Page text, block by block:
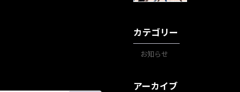
カテゴリー
お知らせ
アーカイブ